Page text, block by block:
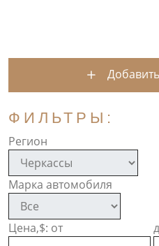
ФИЛЬТРЫ:
Регион
Марка автомобиля
Цена,$: от